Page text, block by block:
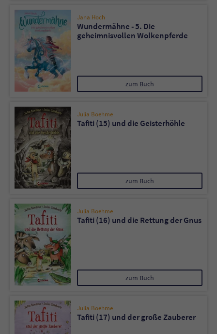
Jana Hoch
Wundermähne - 5. Die
geheimnisvollen Wolkenpferde
zum Buch
Julia Boehme
Tafiti (15) und die Geisterhöhle
zum Buch
Julia Boehme
Tafiti (16) und die Rettung der Gnus
zum Buch
Julia Boehme
Tafiti (17) und der große Zauberer